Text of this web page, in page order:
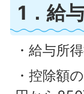
1．給
・給与所
・控除額